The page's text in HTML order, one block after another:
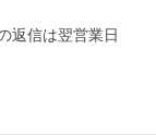
返信は翌営業日